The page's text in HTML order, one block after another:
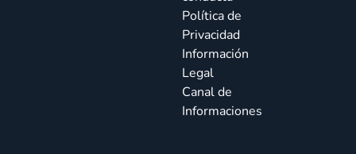
Política de
Privacidad
Información
Legal
Canal de
Informaciones